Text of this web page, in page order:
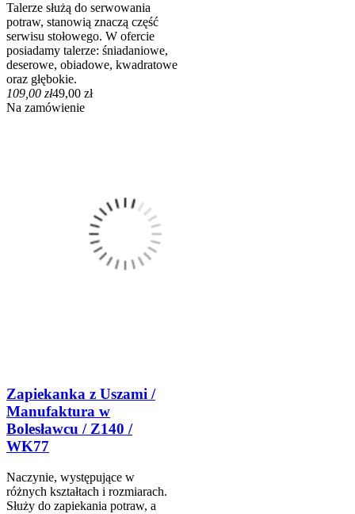
Talerze służą do serwowania
potraw, stanowią znaczą część
serwisu stołowego. W ofercie
posiadamy talerze: śniadaniowe,
deserowe, obiadowe, kwadratowe
oraz głębokie.
109,00 zł49,00 zł
Na zamówienie
Zapiekanka z Uszami /
Manufaktura w
Bolesławcu / Z140 /
WK77
Naczynie, występujące w
różnych kształtach i rozmiarach.
Służy do zapiekania potraw, a